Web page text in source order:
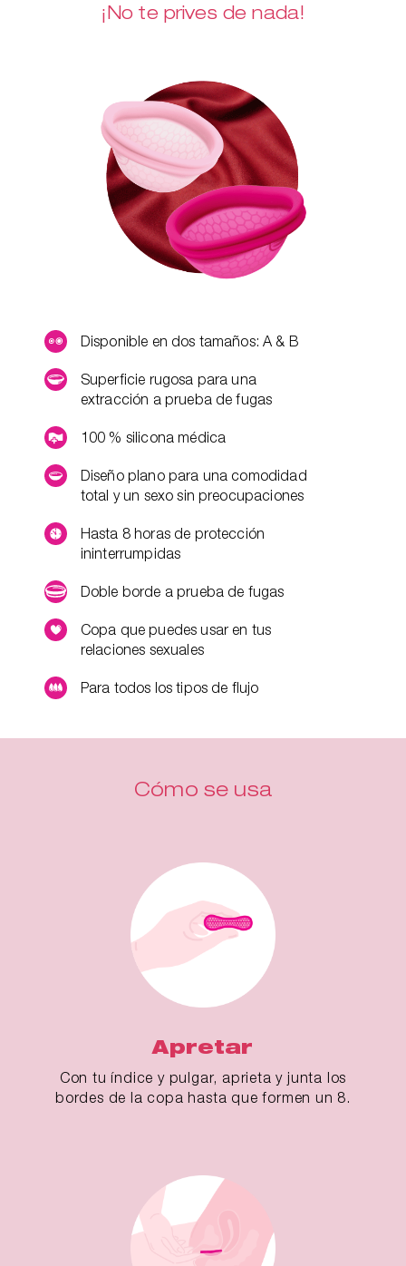
¡No te prives de nada!
Disponible en dos tamaños: A & B
Superficie rugosa para una
extracción a prueba de fugas
100 % silicona médica
Diseño plano para una comodidad
total y un sexo sin preocupaciones
Hasta 8 horas de protección
ininterrumpidas
Doble borde a prueba de fugas
Copa que puedes usar en tus
relaciones sexuales
Para todos los tipos de flujo
Cómo se usa
Apretar
Con tu índice y pulgar, aprieta y junta los
bordes de la copa hasta que formen un 8.